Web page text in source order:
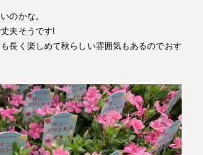
のかな。
夫そうです!
長く楽しめて秋らしい雰囲気もあるのでおす